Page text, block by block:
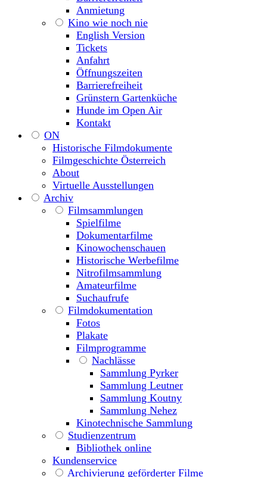
Anmietung
Kino wie noch nie
English Version
Tickets
Anfahrt
Öffnungszeiten
Barrierefreiheit
Grünstern Gartenküche
Hunde im Open Air
Kontakt
ON
Historische Filmdokumente
Filmgeschichte Österreich
About
Virtuelle Ausstellungen
Archiv
Filmsammlungen
Spielfilme
Dokumentarfilme
Kinowochenschauen
Historische Werbefilme
Nitrofilmsammlung
Amateurfilme
Suchaufrufe
Filmdokumentation
Fotos
Plakate
Filmprogramme
Nachlässe
Sammlung Pyrker
Sammlung Leutner
Sammlung Koutny
Sammlung Nehez
Kinotechnische Sammlung
Studienzentrum
Bibliothek online
Kundenservice
Archivierung geförderter Filme